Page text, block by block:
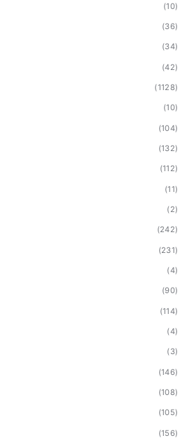
(10)
(36)
(34)
(42)
(1128)
(10)
(104)
(132)
(112)
(11)
(2)
(242)
(231)
(4)
(90)
(114)
(4)
(3)
(146)
(108)
(105)
(156)